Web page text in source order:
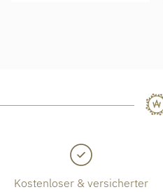
Kostenloser & versicherter